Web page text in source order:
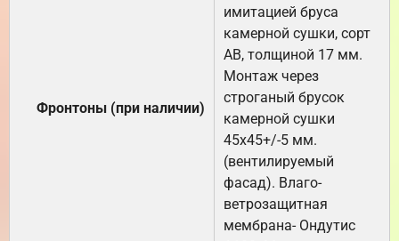
Фронтоны (при наличии)
имитацией бруса
камерной сушки, сорт
АВ, толщиной 17 мм.
Монтаж через
строганый брусок
камерной сушки
45х45+/-5 мм.
(вентилируемый
фасад). Влаго-
ветрозащитная
мембрана- Ондутис